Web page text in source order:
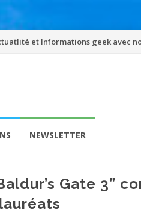
et Informations geek avec
NEWSLETTER
Gate 3”